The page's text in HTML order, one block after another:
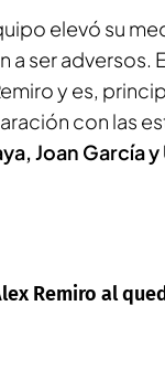
elevó su
ser adversos.
y es,
con las
Joan García y
Remiro al